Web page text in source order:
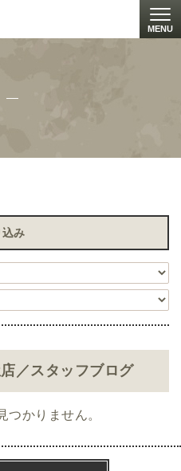
MENU
み
／スタッフブログ
つかりません。